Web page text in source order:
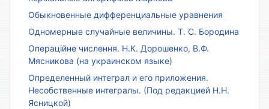
Обыкновенные дифференциальные уравнения
Одномерные случайные величины. Т. С. Бородина
Операційне числення. Н.К. Дорошенко, В.Ф.
Мясникова (на украинском языке)
Определенный интеграл и его приложения.
Несобственные интегралы. (Под редакцией Н.Н.
Ясницкой)